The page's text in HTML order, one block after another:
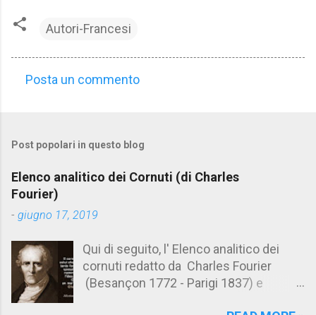
Autori-Francesi
m
e
n
t
Posta un commento
Post popolari in questo blog
Elenco analitico dei Cornuti (di Charles
Fourier)
- giugno 17, 2019
Qui di seguito, l' Elenco analitico dei
cornuti redatto da Charles Fourier
(Besançon 1772 - Parigi 1837) e